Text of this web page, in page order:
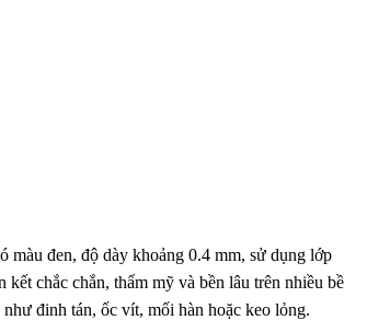
đen, độ dày khoảng 0.4 mm, sử dụng lớp
chắc chắn, thẩm mỹ và bền lâu trên nhiều bề
đinh tán, ốc vít, mối hàn hoặc keo lỏng.